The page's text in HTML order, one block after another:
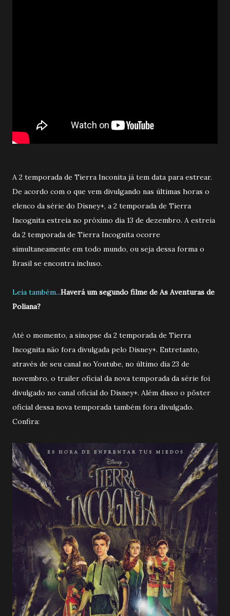
A 2 temporada de Tierra Inconita já tem data para estrear.
De acordo com o que vem divulgando nas últimas horas o
elenco da série do Disney+, a 2 temporada de Tierra
Incognita estreia no próximo dia 13 de dezembro. A estreia
da 2 temporada de Tierra Incognita ocorre
simultaneamente em todo mundo, ou seja dessa forma o
Brasil se encontra incluso.
Leia também...Haverá um segundo filme de As Aventuras de
Poliana?
Até o momento, a sinopse da 2 temporada de Tierra
Incognita não fora divulgada pelo Disney+. Entretanto,
através de seu canal no Youtube, no último dia 23 de
novembro, o trailer oficial da nova temporada da série foi
divulgado no canal oficial do Disney+. Além disso o pôster
oficial dessa nova temporada também fora divulgado.
Confira: